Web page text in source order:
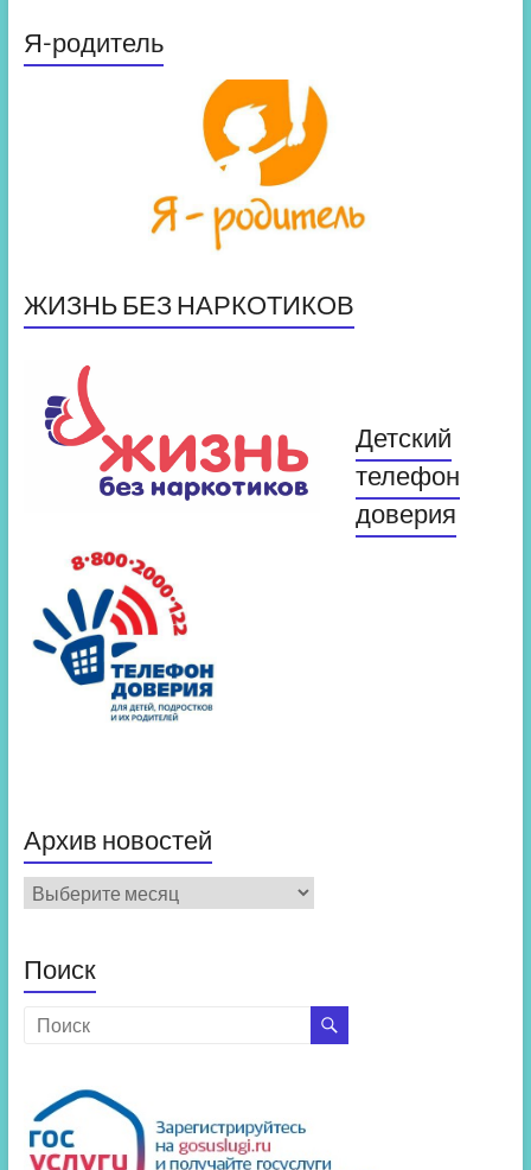
Я-родитель
ЖИЗНЬ БЕЗ НАРКОТИКОВ
Детский
телефон
доверия
Архив новостей
Архив
новостей
Поиск